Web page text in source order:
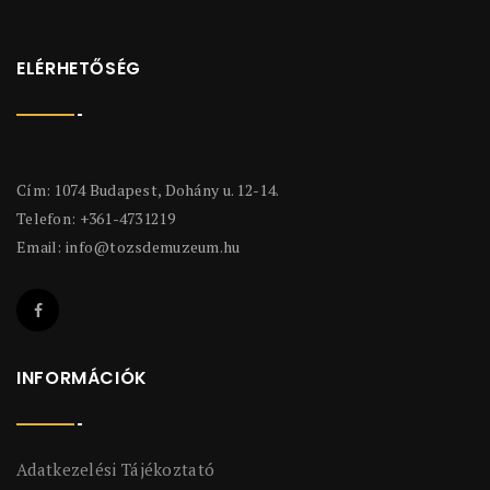
ELÉRHETŐSÉG
Cím: 1074 Budapest, Dohány u. 12-14.
Telefon: +361-4731219
Email: info@tozsdemuzeum.hu
INFORMÁCIÓK
Adatkezelési Tájékoztató